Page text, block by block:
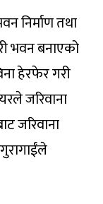
निर्माण तथा
भवन बनाएको
हेरफेर गरी
जरिवाना
जरिवाना